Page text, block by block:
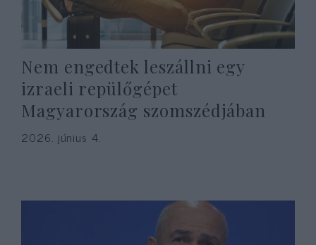
Nem engedtek leszállni egy
izraeli repülőgépet
Magyarország szomszédjában
2026. június 4.